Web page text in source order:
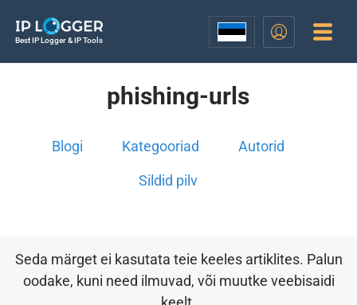
Best IP Logger & IP Tools
phishing-urls
Blogi Kategooriad Autorid
Sildid pilv